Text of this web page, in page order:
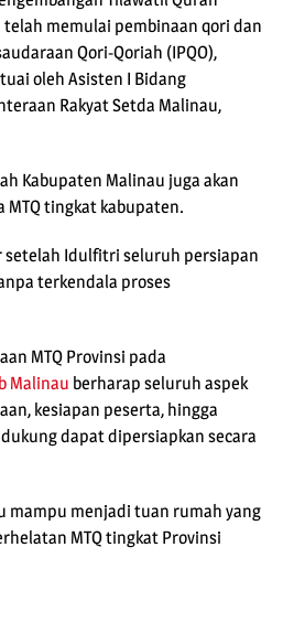
telah memulai pembinaan qori dan
Qori-Qoriah (IPQO),
oleh Asisten I Bidang
Rakyat Setda Malinau,
Kabupaten Malinau juga akan
tingkat kabupaten.
setelah Idulfitri seluruh persiapan
terkendala proses
MTQ Provinsi pada
Malinau berharap seluruh aspek
kesiapan peserta, hingga
dapat dipersiapkan secara
mampu menjadi tuan rumah yang
MTQ tingkat Provinsi